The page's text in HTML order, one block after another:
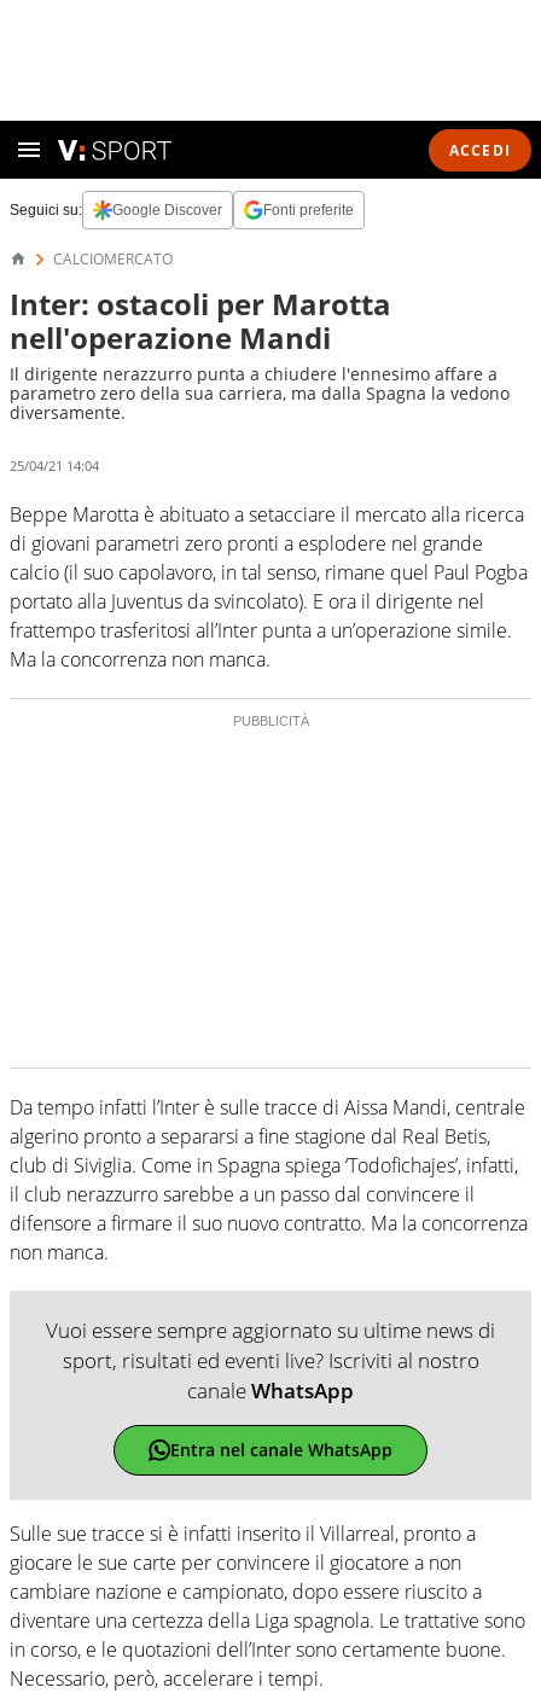
ACCEDI
Seguici su: Google Discover Fonti preferite
CALCIOMERCATO
Inter: ostacoli per Marotta
nell'operazione Mandi
Il dirigente nerazzurro punta a chiudere l'ennesimo affare a
parametro zero della sua carriera, ma dalla Spagna la vedono
diversamente.
25/04/21 14:04
Beppe Marotta è abituato a setacciare il mercato alla ricerca
di giovani parametri zero pronti a esplodere nel grande
calcio (il suo capolavoro, in tal senso, rimane quel Paul Pogba
portato alla Juventus da svincolato). E ora il dirigente nel
frattempo trasferitosi all’Inter punta a un’operazione simile.
Ma la concorrenza non manca.
Da tempo infatti l’Inter è sulle tracce di Aissa Mandi, centrale
algerino pronto a separarsi a fine stagione dal Real Betis,
club di Siviglia. Come in Spagna spiega ‘Todofichajes’, infatti,
il club nerazzurro sarebbe a un passo dal convincere il
difensore a firmare il suo nuovo contratto. Ma la concorrenza
non manca.
Vuoi essere sempre aggiornato su ultime news di
sport, risultati ed eventi live? Iscriviti al nostro
canaleWhatsApp
Entra nel canale WhatsApp
Sulle sue tracce si è infatti inserito il Villarreal, pronto a
giocare le sue carte per convincere il giocatore a non
cambiare nazione e campionato, dopo essere riuscito a
diventare una certezza della Liga spagnola. Le trattative sono
in corso, e le quotazioni dell’Inter sono certamente buone.
Necessario, però, accelerare i tempi.